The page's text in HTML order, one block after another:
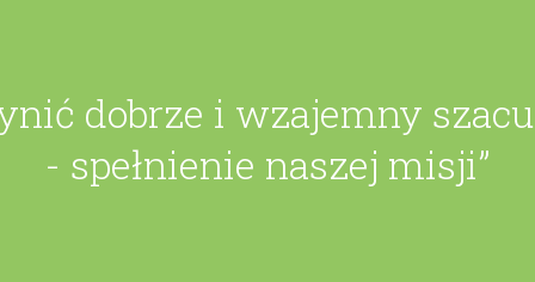
dobrze i wzajemny
- spełnienie naszej misji”